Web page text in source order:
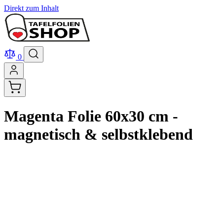
Direkt zum Inhalt
0
Magenta Folie 60x30 cm -
magnetisch & selbstklebend